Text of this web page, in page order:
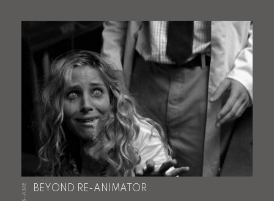
BEYOND RE-ANIMATOR